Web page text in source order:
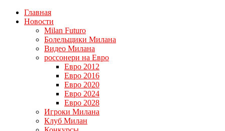
Главная
Новости
Milan Futuro
Болельщики Милана
Видео Милана
россонери на Евро
Евро 2012
Евро 2016
Евро 2020
Евро 2024
Евро 2028
Игроки Милана
Клуб Милан